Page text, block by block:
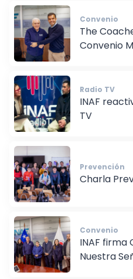
Convenio
The
Radio TV
INAF
Prevención
Charla
Convenio
INAF firma